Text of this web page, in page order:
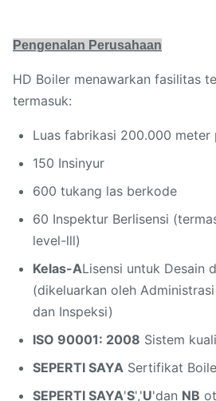
Pengenalan Perusahaan
HD Boiler menawarkan fasilitas
termasuk:
Luas fabrikasi 200.000 meter
150 Insinyur
600 tukang las berkode
60 Inspektur Berlisensi
level-lll)
Kelas-ALisensi untuk Desain
(dikeluarkan oleh
dan Inspeksi)
ISO 90001: 2008 Sistem
SEPERTI SAYA Sertifikat
SEPERTI SAYA'S','U'dan NB